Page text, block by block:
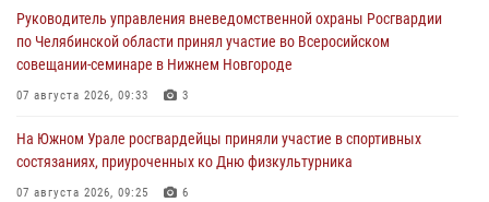
Руководитель управления вневедомственной охраны Росгвардии
по Челябинской области принял участие во Всеросийском
совещании-семинаре в Нижнем Новгороде
07 августа 2026, 09:33 3
На Южном Урале росгвардейцы приняли участие в спортивных
состязаниях, приуроченных ко Дню физкультурника
07 августа 2026, 09:25 6